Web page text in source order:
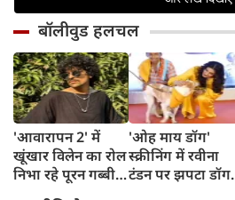
बॉलीवुड हलचल
'आवारापन 2' में
खूंखार विलेन का रोल
निभा रहे पूरन गब्बी
'ओह माय डॉग'
स्क्रीनिंग में रवीना
टंडन पर झपटा डॉग,